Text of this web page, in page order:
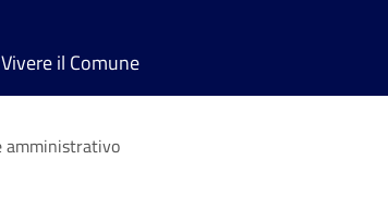
Vivere il Comune
amministrativo